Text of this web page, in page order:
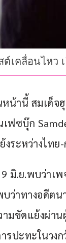
ต์เคลื่อนไหว
น้านี้ สมเด็จ
เฟซบุ๊ก
งระหว่างไท
มิ.ย.พบว่าเ
ว่าทางอดีตน
ามขัดแย้งผ่า
ารปะทะในว